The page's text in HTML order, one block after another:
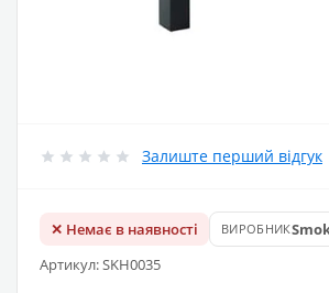
Залиште перший відгук
✕ Немає в наявності ВИРОБНИК
Артикул: SKH0035